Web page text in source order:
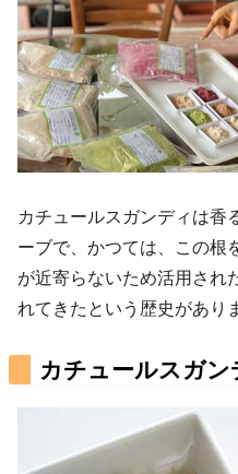
カチュールスガンディは香
ーブで、かつては、この根
が近寄らないため活用され
れてきたという歴史があり
カチュールスガン